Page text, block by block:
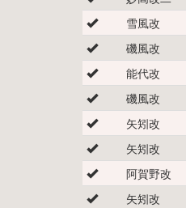
雪風改
磯風改
能代改
磯風改
矢矧改
矢矧改
阿賀野改
矢矧改